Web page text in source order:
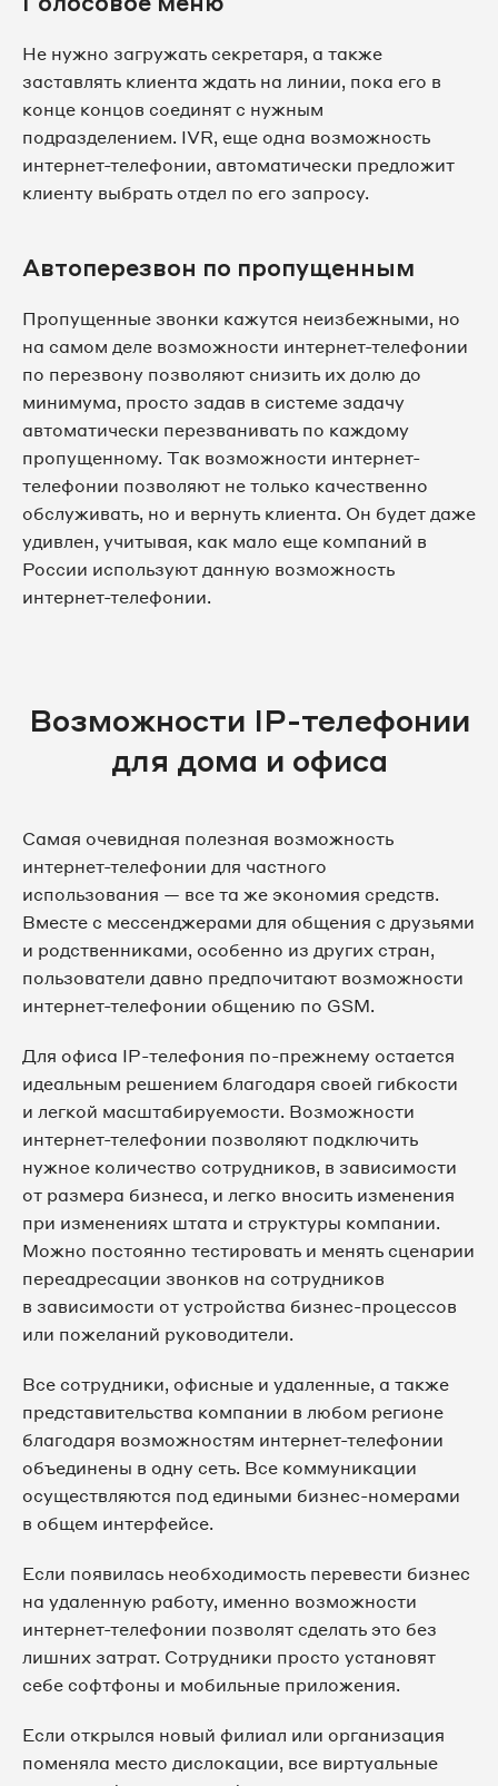
Не нужно загружать секретаря, а также
заставлять клиента ждать на линии, пока его в
конце концов соединят с нужным
подразделением. IVR, еще одна возможность
интернет-телефонии, автоматически предложит
клиенту выбрать отдел по его запросу.
Автоперезвон по пропущенным
Пропущенные звонки кажутся неизбежными, но
на самом деле возможности интернет-телефонии
по перезвону позволяют снизить их долю до
минимума, просто задав в системе задачу
автоматически перезванивать по каждому
пропущенному. Так возможности интернет-
телефонии позволяют не только качественно
обслуживать, но и вернуть клиента. Он будет даже
удивлен, учитывая, как мало еще компаний в
России используют данную возможность
интернет-телефонии.
Возможности IP-телефонии
для дома и офиса
Самая очевидная полезная возможность
интернет-телефонии для частного
использования — все та же экономия средств.
Вместе с мессенджерами для общения с друзьями
и родственниками, особенно из других стран,
пользователи давно предпочитают возможности
интернет-телефонии общению по GSM.
Для офиса IP-телефония по-прежнему остается
идеальным решением благодаря своей гибкости
и легкой масштабируемости. Возможности
интернет-телефонии позволяют подключить
нужное количество сотрудников, в зависимости
от размера бизнеса, и легко вносить изменения
при изменениях штата и структуры компании.
Можно постоянно тестировать и менять сценарии
переадресации звонков на сотрудников
в зависимости от устройства бизнес-процессов
или пожеланий руководители.
Все сотрудники, офисные и удаленные, а также
представительства компании в любом регионе
благодаря возможностям интернет-телефонии
объединены в одну сеть. Все коммуникации
осуществляются под едиными бизнес-номерами
в общем интерфейсе.
Если появилась необходимость перевести бизнес
на удаленную работу, именно возможности
интернет-телефонии позволят сделать это без
лишних затрат. Сотрудники просто установят
себе софтфоны и мобильные приложения.
Если открылся новый филиал или организация
поменяла место дислокации, все виртуальные